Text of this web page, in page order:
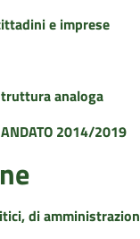
e imprese
analoga
2014/2019
di